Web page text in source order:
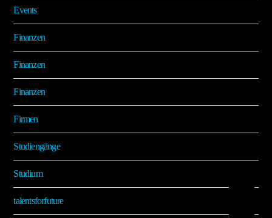
Events
Finanzen
Finanzen
Finanzen
Firmen
Studiengänge
Studium
talentsforfuture